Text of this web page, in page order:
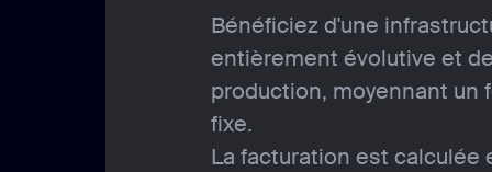
Bénéficiez d'une
entièrement évolutive et
production, moyennant un
fixe.
La facturation est calculée